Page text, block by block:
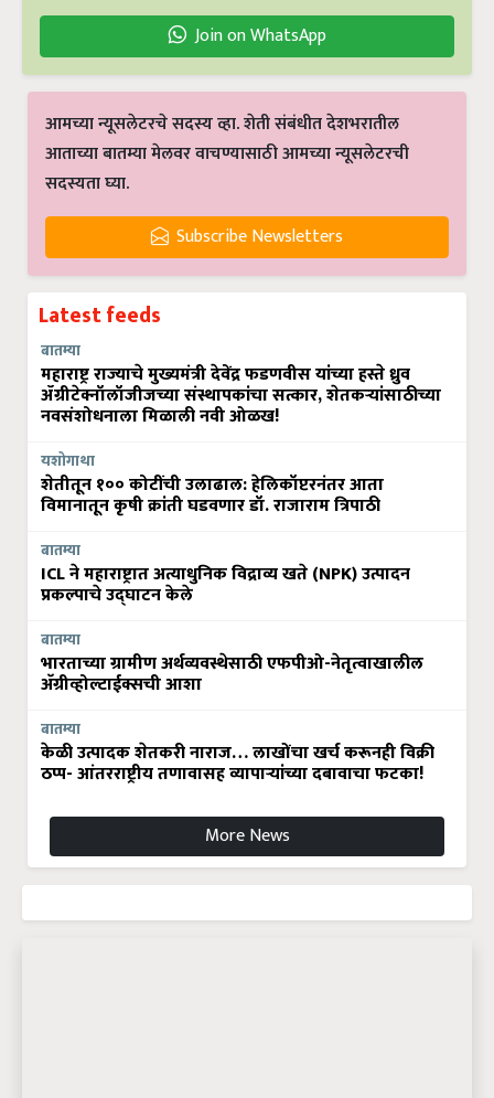
Join on WhatsApp
आमच्या न्यूसलेटरचे सदस्य व्हा. शेती संबंधीत देशभरातील
आताच्या बातम्या मेलवर वाचण्यासाठी आमच्या न्यूसलेटरची
सदस्यता घ्या.
Subscribe Newsletters
Latest feeds
बातम्या
महाराष्ट्र राज्याचे मुख्यमंत्री देवेंद्र फडणवीस यांच्या हस्ते ध्रुव
ॲग्रीटेक्नॉलॉजीजच्या संस्थापकांचा सत्कार, शेतकऱ्यांसाठीच्या
नवसंशोधनाला मिळाली नवी ओळख!
यशोगाथा
शेतीतून १०० कोटींची उलाढाल: हेलिकॉप्टरनंतर आता
विमानातून कृषी क्रांती घडवणार डॉ. राजाराम त्रिपाठी
बातम्या
ICL ने महाराष्ट्रात अत्याधुनिक विद्राव्य खते (NPK) उत्पादन
प्रकल्पाचे उद्घाटन केले
बातम्या
भारताच्या ग्रामीण अर्थव्यवस्थेसाठी एफपीओ-नेतृत्वाखालील
अ‍ॅग्रीव्होल्टाईक्सची आशा
बातम्या
केळी उत्पादक शेतकरी नाराज… लाखोंचा खर्च करूनही विक्री
ठप्प- आंतरराष्ट्रीय तणावासह व्यापाऱ्यांच्या दबावाचा फटका!
More News